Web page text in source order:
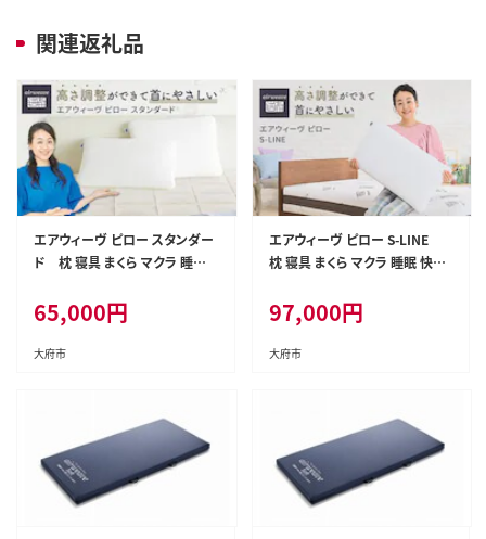
関連返礼品
エアウィーヴ ピロー スタンダー
ド 枕 寝具 まくら マクラ 睡眠
65,000円
大府市
エアウィーヴ ピロー S-LINE
枕 寝具 まくら マクラ 睡眠 快眠
97,000円
大府市